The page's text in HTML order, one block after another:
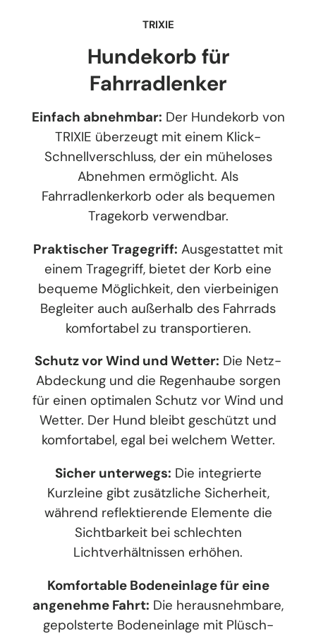
TRIXIE
Hundekorb für
Fahrradlenker
Einfach abnehmbar: Der Hundekorb von
TRIXIE überzeugt mit einem Klick-
Schnellverschluss, der ein müheloses
Abnehmen ermöglicht. Als
Fahrradlenkerkorb oder als bequemen
Tragekorb verwendbar.
Praktischer Tragegriff: Ausgestattet mit
einem Tragegriff, bietet der Korb eine
bequeme Möglichkeit, den vierbeinigen
Begleiter auch außerhalb des Fahrrads
komfortabel zu transportieren.
Schutz vor Wind und Wetter: Die Netz-
Abdeckung und die Regenhaube sorgen
für einen optimalen Schutz vor Wind und
Wetter. Der Hund bleibt geschützt und
komfortabel, egal bei welchem Wetter.
Sicher unterwegs: Die integrierte
Kurzleine gibt zusätzliche Sicherheit,
während reflektierende Elemente die
Sichtbarkeit bei schlechten
Lichtverhältnissen erhöhen.
Komfortable Bodeneinlage für eine
angenehme Fahrt: Die herausnehmbare,
gepolsterte Bodeneinlage mit Plüsch-